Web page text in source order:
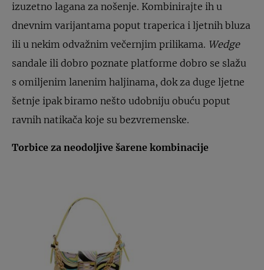
izuzetno lagana za nošenje. Kombinirajte ih u
dnevnim varijantama poput traperica i ljetnih bluza
ili u nekim odvažnim večernjim prilikama. Wedge
sandale ili dobro poznate platforme dobro se slažu
s omiljenim lanenim haljinama, dok za duge ljetne
šetnje ipak biramo nešto udobniju obuću poput
ravnih natikača koje su bezvremenske.
Torbice za neodoljive šarene kombinacije